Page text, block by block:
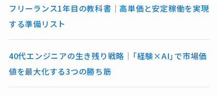
フリーランス1年目の教科書｜高単価と安定稼働を実現
する準備リスト
40代エンジニアの生き残り戦略｜「経験×AI」で市場価
値を最大化する3つの勝ち筋